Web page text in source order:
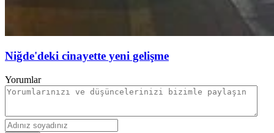
Niğde'deki cinayette yeni gelişme
Yorumlar